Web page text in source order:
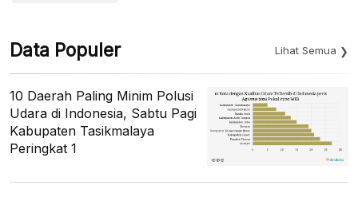
Data Populer Lihat Semua
10 Daerah Paling Minim Polusi
Udara di Indonesia, Sabtu Pagi
Kabupaten Tasikmalaya
Peringkat 1